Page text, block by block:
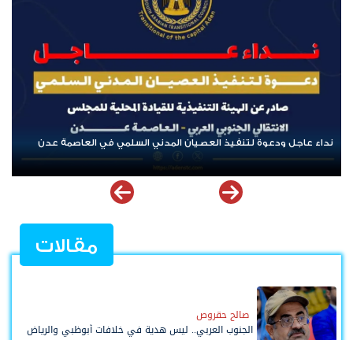
بن لسود: الفارق بين حادثتي الخشعة والرويك يعكس تميز العقيدة
القتالية والثبات المعنوي للقوات الجنوبية
مقالات
صالح حقروص
الجنوب العربي.. ليس هدية في خلافات أبوظبي والرياض